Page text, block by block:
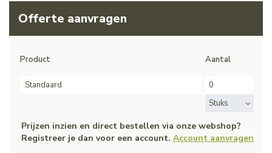
Offerte aanvragen
Product Aantal
Standaard
Stuks
Prijzen inzien en direct bestellen via onze webshop?
Registreer je dan voor een account. Account aanvragen